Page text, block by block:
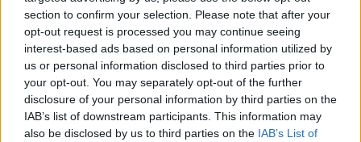
section to confirm your selection. Please note that after your
opt-out request is processed you may continue seeing
interest-based ads based on personal information utilized by
us or personal information disclosed to third parties prior to
your opt-out. You may separately opt-out of the further
disclosure of your personal information by third parties on the
IAB’s list of downstream participants. This information may
also be disclosed by us to third parties on the IAB’s List of